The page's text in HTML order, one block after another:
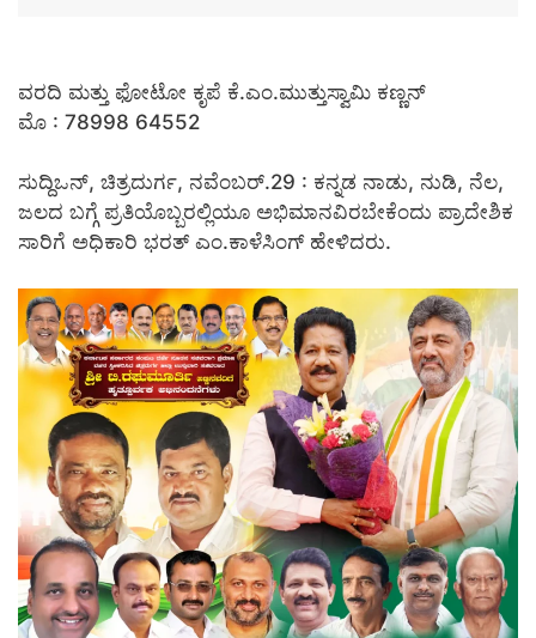
ವರದಿ ಮತ್ತು ಫೋಟೋ ಕೃಪೆ ಕೆ.ಎಂ.ಮುತ್ತುಸ್ವಾಮಿ ಕಣ್ಣನ್
ಮೊ : 78998 64552
ಸುದ್ದಿಒನ್, ಚಿತ್ರದುರ್ಗ, ನವೆಂಬರ್.29 : ಕನ್ನಡ ನಾಡು, ನುಡಿ, ನೆಲ,
ಜಲದ ಬಗ್ಗೆ ಪ್ರತಿಯೊಬ್ಬರಲ್ಲಿಯೂ ಅಭಿಮಾನವಿರಬೇಕೆಂದು ಪ್ರಾದೇಶಿಕ
ಸಾರಿಗೆ ಅಧಿಕಾರಿ ಭರತ್ ಎಂ.ಕಾಳೆಸಿಂಗ್ ಹೇಳಿದರು.